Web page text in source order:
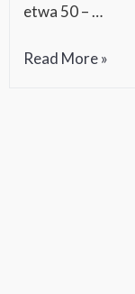
etwa 50 – …
Durst
Read More »